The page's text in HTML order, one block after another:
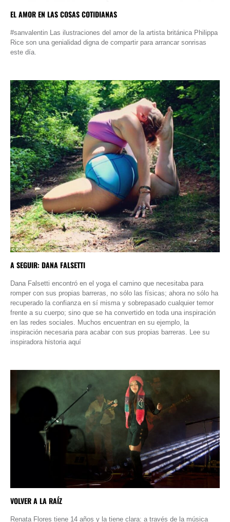
EL AMOR EN LAS COSAS COTIDIANAS
#sanvalentin Las ilustraciones del amor de la artista británica Philippa
Rice son una genialidad digna de compartir para arrancar sonrisas
este día.
A SEGUIR: DANA FALSETTI
Dana Falsetti encontró en el yoga el camino que necesitaba para
romper con sus propias barreras, no sólo las físicas; ahora no sólo ha
recuperado la confianza en sí misma y sobrepasado cualquier temor
frente a su cuerpo; sino que se ha convertido en toda una inspiración
en las redes sociales. Muchos encuentran en su ejemplo, la
inspiración necesaria para acabar con sus propias barreras. Lee su
inspiradora historia aquí
VOLVER A LA RAÍZ
Renata Flores tiene 14 años y la tiene clara: a través de la música